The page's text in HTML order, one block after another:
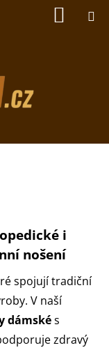
KOŠÍK
i
nošení
spojují tradiční
V naší
dámskés
zdravý